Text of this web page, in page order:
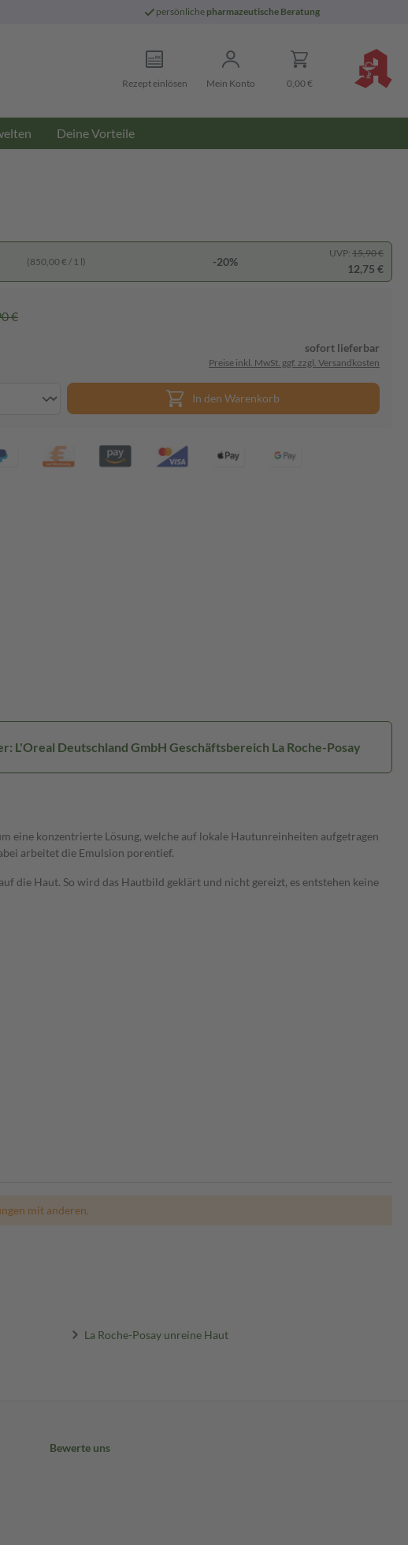
persönliche pharmazeutische Beratung
Rezept einlösen Mein Konto 0,00 €
Deine Vorteile
(850,00 € / 1 l) -20%
UVP: 15,90 €
12,75 €
€
sofort lieferbar
Preise inkl. MwSt. ggf. zzgl. Versandkosten
In den Warenkorb
L'Oreal Deutschland GmbH Geschäftsbereich La Roche-Posay
eine konzentrierte Lösung, welche auf lokale Hautunreinheiten aufgetragen
arbeitet die Emulsion porentief.
die Haut. So wird das Hautbild geklärt und nicht gereizt, es entstehen keine
mit anderen.
La Roche-Posay unreine Haut
Bewerte uns